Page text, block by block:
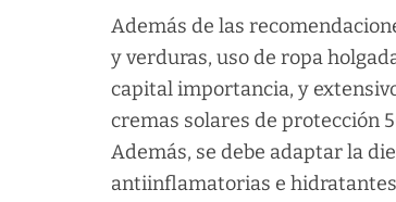
Además de las
y verduras, uso de ropa
capital importancia, y
cremas solares de protección
Además, se debe adaptar la
antiinflamatorias e